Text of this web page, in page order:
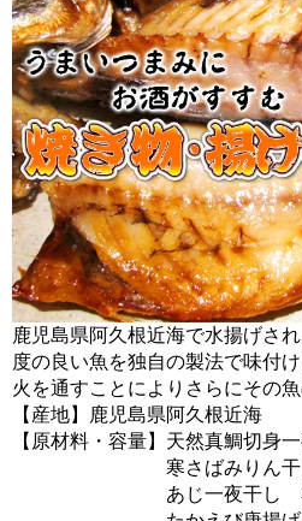
鹿児島県阿久根近海で水揚げさ
度の良い魚を独自の製法で味付け
火を通すことによりさらにその
【産地】鹿児島県阿久根近海
【原材料・容量】天然真鯛切身
寒さばみりん干
あじ一夜干し 3